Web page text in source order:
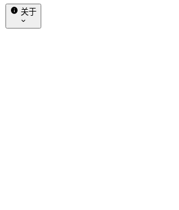
关于
发布于 2022-12-01
钟 · 阅读时长